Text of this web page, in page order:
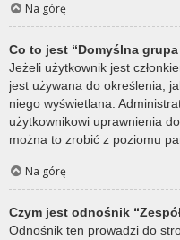
Na górę
Co to jest “Domyślna
Jeżeli użytkownik jest
jest używana do określenia,
niego wyświetlana.
użytkownikowi uprawnienia
można to zrobić z poziomu
Na górę
Czym jest odnośnik
Odnośnik ten prowadzi do